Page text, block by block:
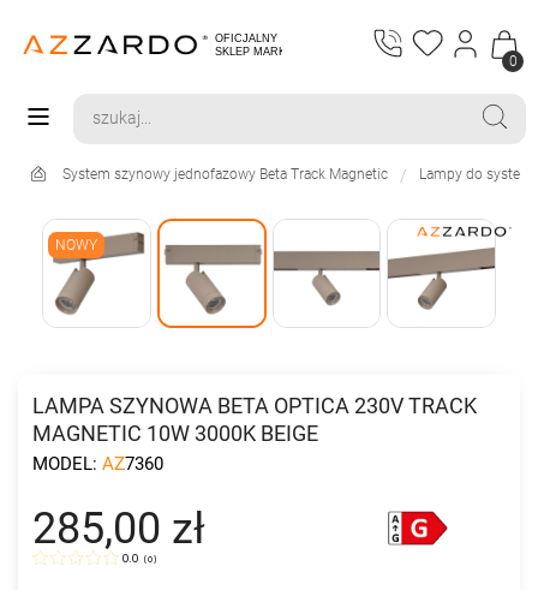
0
System szynowy jednofazowy Beta Track Magnetic Lampy do
NOWY
LAMPA SZYNOWA BETA OPTICA 230V TRACK
MAGNETIC 10W 3000K BEIGE
MODEL: AZ7360
285,00 zł
0.0 (0)